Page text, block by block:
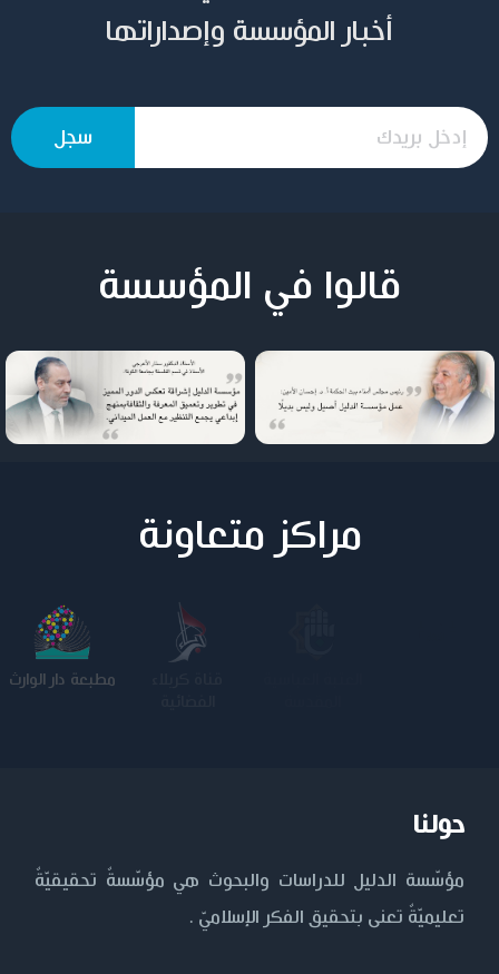
أخبار المؤسسة وإصداراتها
قالوا في المؤسسة
مراكز متعاونة
مطبعة دار الوارث
حولنا
مؤسّسة الدليل للدراسات والبحوث هي مؤسّسةٌ تحقيقيّةٌ
تعليميّةٌ تعنى بتحقيق الفكر الإسلاميّ .